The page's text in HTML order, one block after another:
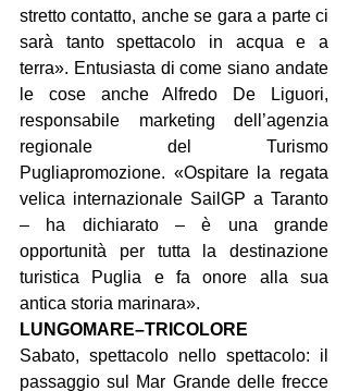
stretto contatto, anche se gara a parte ci
sarà tanto spettacolo in acqua e a
terra». Entusiasta di come siano andate
le cose anche Alfredo De Liguori,
responsabile marketing dell’agenzia
regionale del Turismo
Pugliapromozione. «Ospitare la regata
velica internazionale SailGP a Taranto
– ha dichiarato – è una grande
opportunità per tutta la destinazione
turistica Puglia e fa onore alla sua
antica storia marinara».
LUNGOMARE–TRICOLORE
Sabato, spettacolo nello spettacolo: il
passaggio sul Mar Grande delle frecce